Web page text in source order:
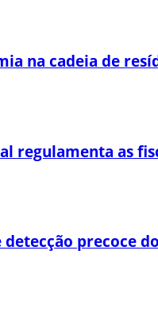
na cadeia de
regulamenta as
detecção precoce